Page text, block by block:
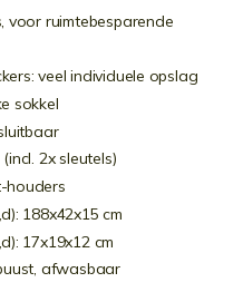
voor ruimtebesparende
veel individuele opslag
sokkel
2x sleutels)
houders
188x42x15 cm
17x19x12 cm
afwasbaar